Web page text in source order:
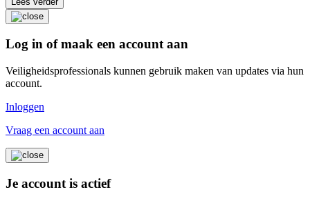
Log in of maak een account aan
Veiligheidsprofessionals kunnen gebruik maken van updates via hun
account.
Inloggen
Vraag een account aan
Je account is actief